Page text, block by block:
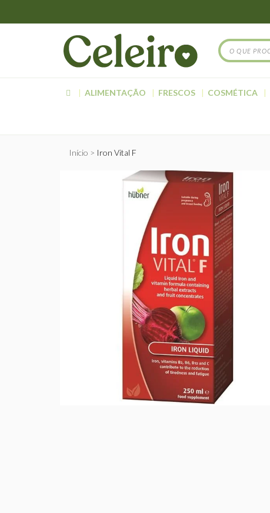
ALIMENTAÇÃO FRESCOS COSMÉTICA
Início Iron Vital F